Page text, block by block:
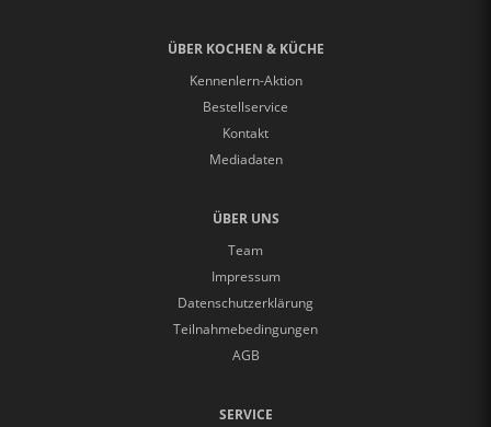
ÜBER KOCHEN & KÜCHE
Kennenlern-Aktion
Bestellservice
Kontakt
Mediadaten
ÜBER UNS
Team
Impressum
Datenschutzerklärung
Teilnahmebedingungen
AGB
SERVICE